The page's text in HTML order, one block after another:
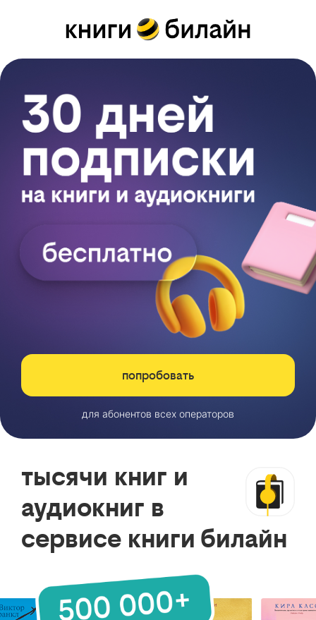
попробовать
для абонентов всех операторов
тысячи книг и
аудиокниг в
сервисе книги билайн